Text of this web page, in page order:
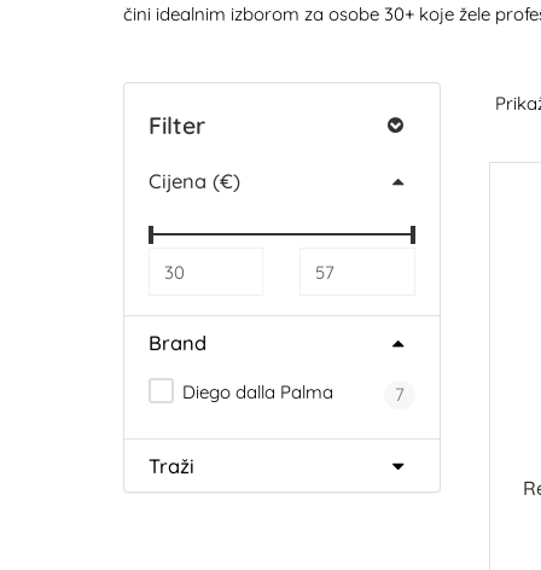
čini idealnim izborom za osobe 30+ koje žele
Filter
Cijena (€)
Brand
Diego dalla Palma 7
Traži